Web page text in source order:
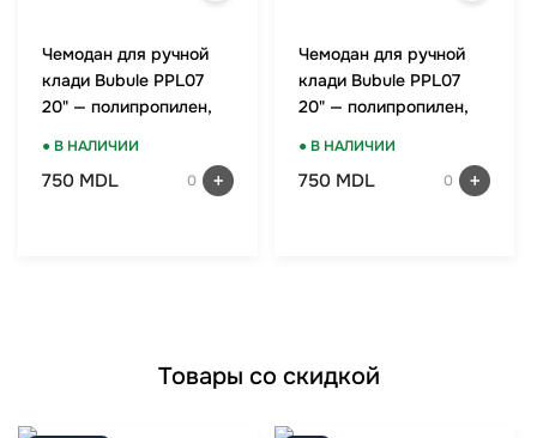
Чемодан для ручной
клади Bubule PPL07
20" — полипропилен,
● В НАЛИЧИИ
750 MDL 0
Чемодан для ручной
клади Bubule PPL07
20" — полипропилен,
● В НАЛИЧИИ
750 MDL 0
Товары со скидкой